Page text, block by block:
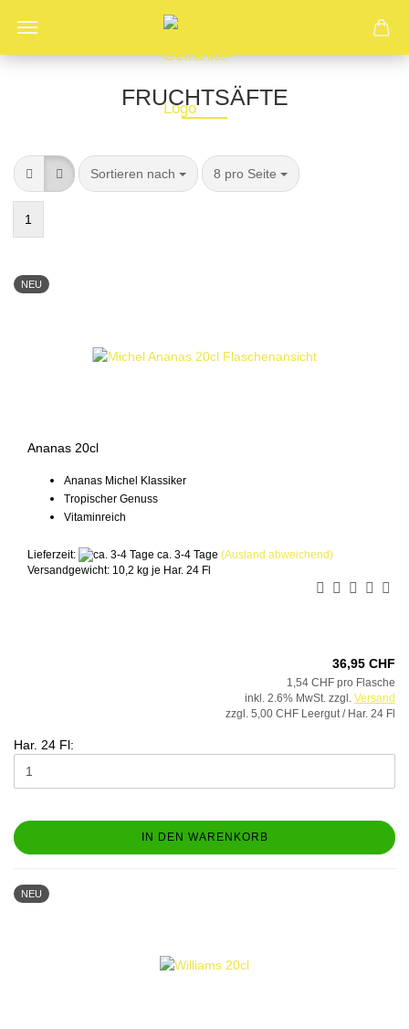
FRUCHTSÄFTE
Sortieren nach
Sortieren nach 8 pro Seite
pro Seite
1
NEU
Ananas 20cl
Ananas Michel Klassiker
Tropischer Genuss
Vitaminreich
Lieferzeit: ca. 3-4 Tage (Ausland abweichend)
Versandgewicht: 10,2 kg je Har. 24 Fl
36,95 CHF
1,54 CHF pro Flasche
inkl. 2.6% MwSt. zzgl. Versand
zzgl. 5,00 CHF Leergut / Har. 24 Fl
Har. 24 Fl:
IN DEN WARENKORB
NEU